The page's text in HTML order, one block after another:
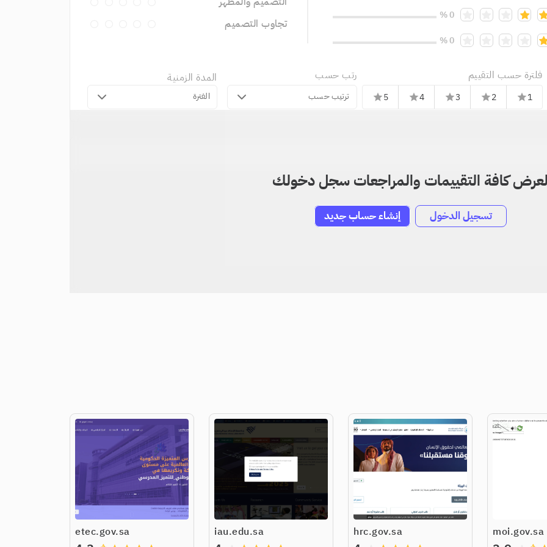
0 %
0 %
تجاوب التصميم
فلترة حسب التقييم
1
star
2
star
3
star
4
star
5
star
رتب حسب
ترتيب حسب
المدة الزمنية
الفترة
لعرض كافة التقييمات والمراجعات سجل دخولك
تسجيل الدخول إنشاء حساب جديد
moi.gov.sa
hrc.gov.sa
iau.edu.sa
etec.gov.sa